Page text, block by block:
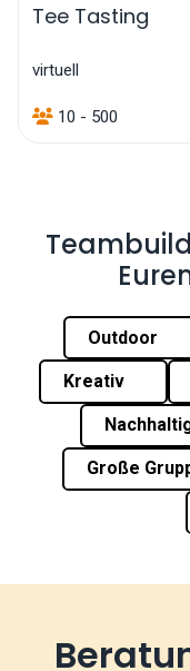
Tee Tasting
virtuell
10 - 500
Outdoor
Kreativ
Große